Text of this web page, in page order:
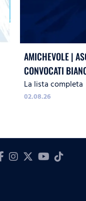
AMICHEVOLE |
CONVOCATI
La lista completa
02.08.26